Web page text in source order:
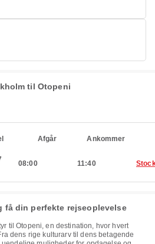
til Otopeni
Afgår Ankommer
08:00 11:40
få din perfekte rejseoplevelse
til Otopeni, en destination, hvor hvert
dens rige kulturarv til dens betagende